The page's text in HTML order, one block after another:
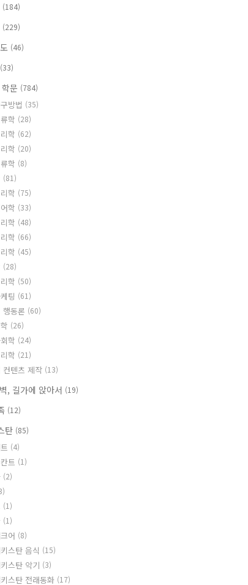
(184)
(229)
(46)
(33)
문 (784)
방법 (35)
학 (28)
학 (62)
학 (20)
학 (8)
(81)
학 (75)
학 (33)
학 (48)
학 (66)
학 (45)
(28)
학 (50)
팅 (61)
행동론 (60)
(26)
학 (24)
학 (21)
컨텐츠 제작 (13)
, 길가에 앉아서 (19)
(12)
탄 (85)
(4)
트 (1)
(2)
(1)
(1)
어 (8)
스탄 음식 (15)
스탄 악기 (3)
스탄 전래동화 (17)